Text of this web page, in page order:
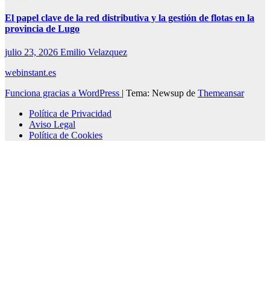
El papel clave de la red distributiva y la gestión de flotas en la
provincia de Lugo
julio 23, 2026 Emilio Velazquez
webinstant.es
Funciona gracias a WordPress | Tema: Newsup de Themeansar
Política de Privacidad
Aviso Legal
Política de Cookies